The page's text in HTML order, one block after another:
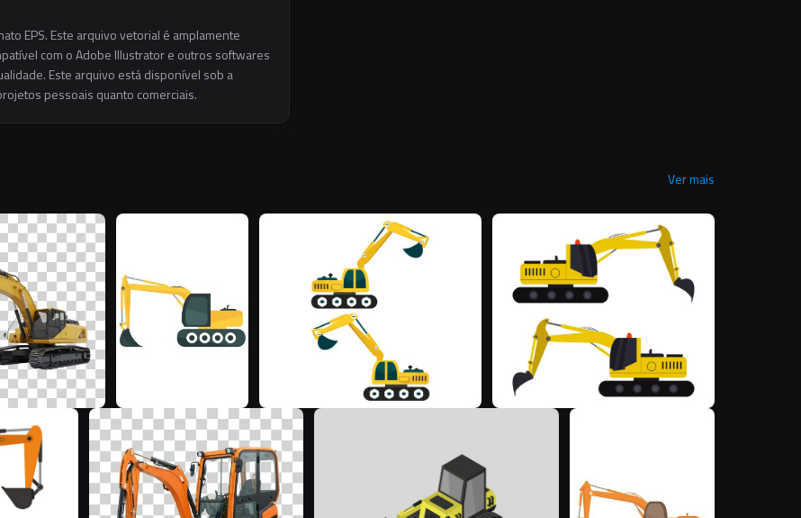
EPS. Este arquivo vetorial é amplamente
com o Adobe Illustrator e outros softwares
Este arquivo está disponível sob a
pessoais quanto comerciais.
Ver mais
D
Z